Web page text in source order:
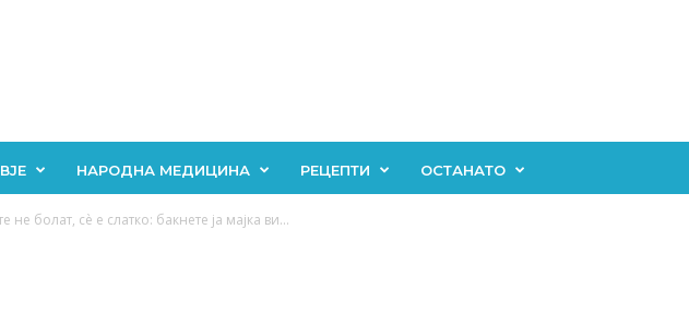
НАРОДНА МЕДИЦИНА РЕЦЕПТИ ОСТАНАТО
не болат, сè е слатко: бакнете ја мајка ви...